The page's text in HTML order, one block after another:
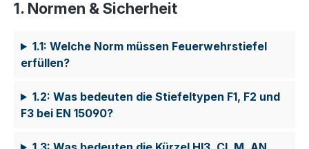
1. Normen & Sicherheit
1.1: Welche Norm müssen Feuerwehrstiefel
erfüllen?
1.2: Was bedeuten die Stiefeltypen F1, F2 und
F3 bei EN 15090?